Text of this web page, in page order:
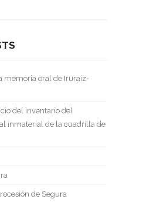
memoria oral de Iruraiz-
del inventario del
inmaterial de la cuadrilla de
de Segura